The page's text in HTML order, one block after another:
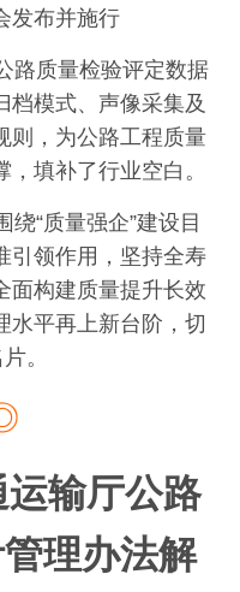
发布并施行
质量检验评定数据
档模式、声像采集及
则，为公路工程质量
填补了行业空白。
“质量强企”建设目
引领作用，坚持全寿
面构建质量提升长效
水平再上新台阶，切
。
输厅公路
理办法解